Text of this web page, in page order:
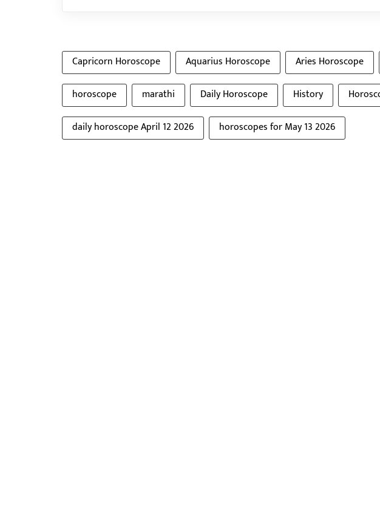
Capricorn Horoscope Aquarius Horoscope Aries Horoscope
horoscope
marathi Daily Horoscope History
daily horoscope April 12 2026
horoscopes for May 13 2026